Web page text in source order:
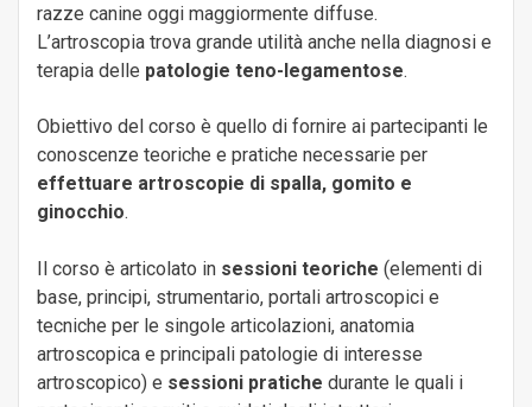
razze canine oggi maggiormente diffuse.
L’artroscopia trova grande utilità anche nella diagnosi e
terapia delle patologie teno-legamentose.
Obiettivo del corso è quello di fornire ai partecipanti le
conoscenze teoriche e pratiche necessarie per
effettuare artroscopie di spalla, gomito e
ginocchio.
Il corso è articolato in sessioni teoriche (elementi di
base, principi, strumentario, portali artroscopici e
tecniche per le singole articolazioni, anatomia
artroscopica e principali patologie di interesse
artroscopico) e sessioni pratiche durante le quali i